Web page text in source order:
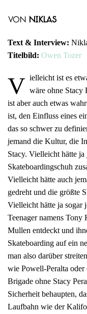
von Niklas
Text & Interview:
Titelbild: Owen Tozer
V ielleicht ist es
wäre ohne Stacy
ist aber auch etwas
ist, den Einfluss eines
das so schwer zu
jemand die Kultur, die
Stacy. Vielleicht hätte ja
Skateboardingschuh
Vielleicht hätte auch
gedreht und die größte
Vielleicht hätte ja sogar
Teenager namens
Mullen entdeckt und
Skateboarding auf ein
man also darüber
wie Powell-Peralta oder
Brigade ohne Stacy
Sicherheit behaupten,
Laufbahn wie der